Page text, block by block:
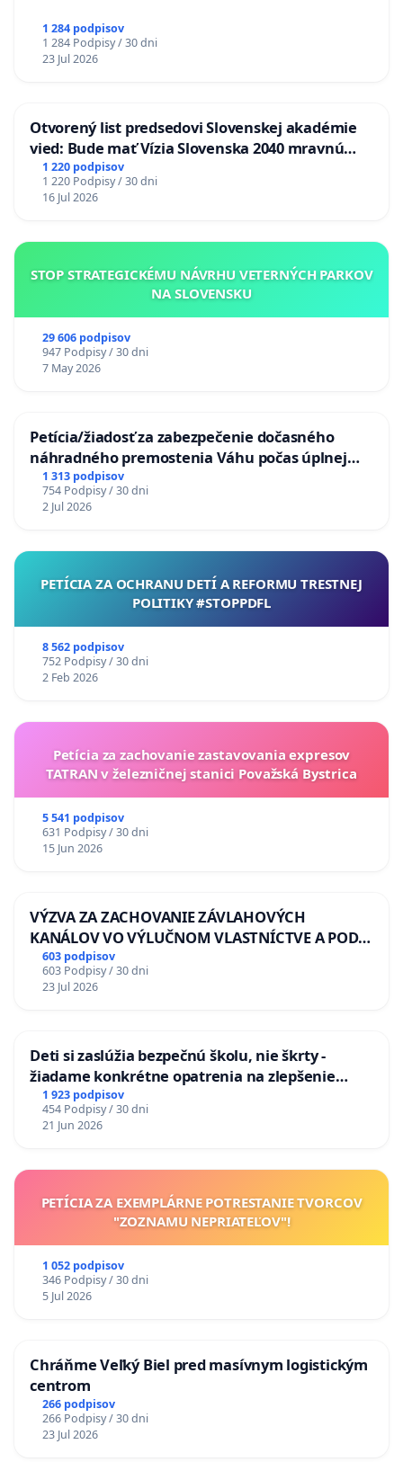
1 284 podpisov
1 284 Podpisy / 30 dni
23 Jul 2026
Otvorený list predsedovi Slovenskej akadémie
vied: Bude mať Vízia Slovenska 2040 mravnú
chrbticu?
1 220 podpisov
1 220 Podpisy / 30 dni
16 Jul 2026
STOP STRATEGICKÉMU NÁVRHU VETERNÝCH PARKOV
NA SLOVENSKU
29 606 podpisov
947 Podpisy / 30 dni
7 May 2026
Petícia/žiadosť za zabezpečenie dočasného
náhradného premostenia Váhu počas úplnej
uzávery Vážskeho mosta v Komárne
1 313 podpisov
754 Podpisy / 30 dni
2 Jul 2026
PETÍCIA ZA OCHRANU DETÍ A REFORMU TRESTNEJ
POLITIKY #STOPPDFL
8 562 podpisov
752 Podpisy / 30 dni
2 Feb 2026
Petícia za zachovanie zastavovania expresov
TATRAN v železničnej stanici Považská Bystrica
5 541 podpisov
631 Podpisy / 30 dni
15 Jun 2026
VÝZVA ZA ZACHOVANIE ZÁVLAHOVÝCH
KANÁLOV VO VÝLUČNOM VLASTNÍCTVE A POD
KONTROLOU SLOVENSKEJ REPUBLIKY & žiadosť
na riešenie zanedbaného stavu závlahových a
odvodňovacích kanálov na Slovensku
603 podpisov
603 Podpisy / 30 dni
23 Jul 2026
Deti si zaslúžia bezpečnú školu, nie škrty -
žiadame konkrétne opatrenia na zlepšenie
situácie v školstve
1 923 podpisov
454 Podpisy / 30 dni
21 Jun 2026
PETÍCIA ZA EXEMPLÁRNE POTRESTANIE TVORCOV
"ZOZNAMU NEPRIATEĽOV"!
1 052 podpisov
346 Podpisy / 30 dni
5 Jul 2026
Chráňme Veľký Biel pred masívnym logistickým
centrom
266 podpisov
266 Podpisy / 30 dni
23 Jul 2026